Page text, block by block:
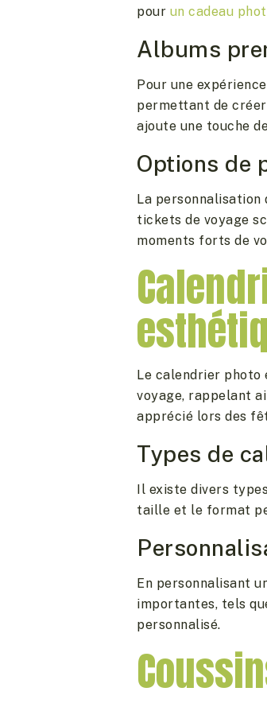
pour un cadeau
Albums
Pour une
permettant de créer
ajoute une touche
Options de
La personnalisation
tickets de voyage
moments forts de
Le calendrier photo
voyage, rappelant
apprécié lors des
Types de
Il existe divers
taille et le format
En personnalisant
importantes, tels
personnalisé.